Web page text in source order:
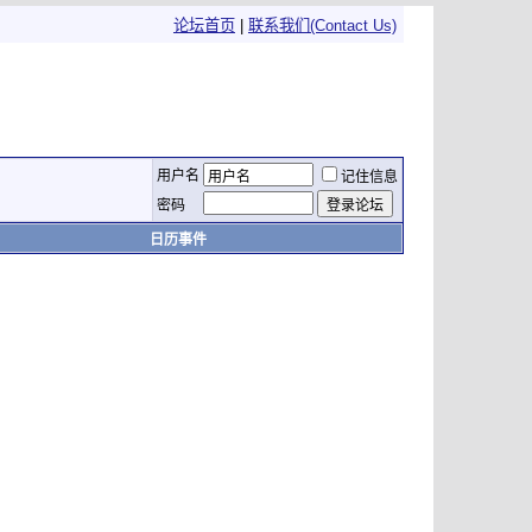
论坛首页 联系我们(Contact Us)
用户名
记住信息
密码
日历事件